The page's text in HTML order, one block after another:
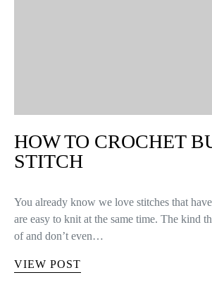
HOW TO CROCHET
STITCH
You already know we love stitches that
are easy to knit at the same time. The kind
of and don’t even…
VIEW POST